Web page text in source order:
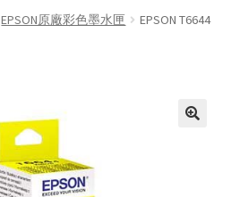
EPSON原廠彩色墨水匣
EPSON T6644